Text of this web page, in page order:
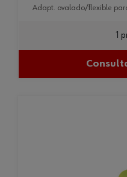
adapt. ovalado/flexible
1